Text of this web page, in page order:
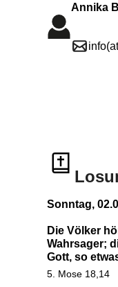
Annika
Sonntag,
Die Völker
Wahrsager;
Gott, so
5. Mose 18,14